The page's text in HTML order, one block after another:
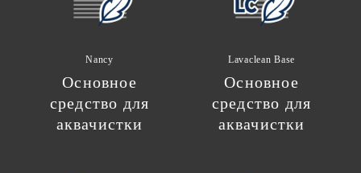
Nancy
Основное
средство для
аквачистки
Lavaclean Base
Основное
средство для
аквачистки